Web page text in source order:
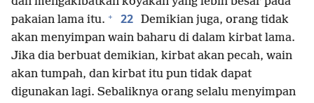
pakaian lama itu. + 22 Demikian juga, orang tidak
akan menyimpan wain baharu di dalam kirbat lama.
Jika dia berbuat demikian, kirbat akan pecah, wain
akan tumpah, dan kirbat itu pun tidak dapat
digunakan lagi. Sebaliknya orang selalu menyimpan